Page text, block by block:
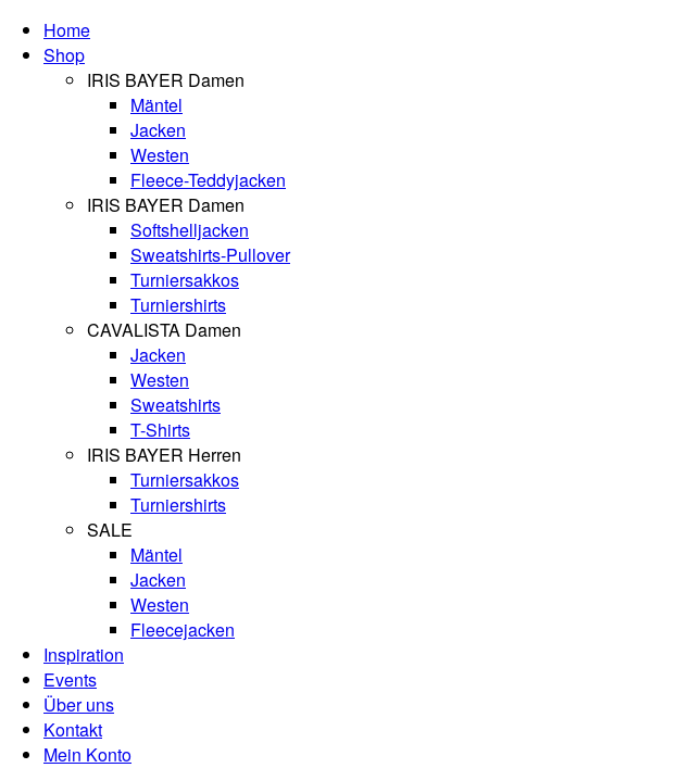
Home
Shop
IRIS BAYER Damen
Mäntel
Jacken
Westen
Fleece-Teddyjacken
IRIS BAYER Damen
Softshelljacken
Sweatshirts-Pullover
Turniersakkos
Turniershirts
CAVALISTA Damen
Jacken
Westen
Sweatshirts
T-Shirts
IRIS BAYER Herren
Turniersakkos
Turniershirts
SALE
Mäntel
Jacken
Westen
Fleecejacken
Inspiration
Events
Über uns
Kontakt
Mein Konto